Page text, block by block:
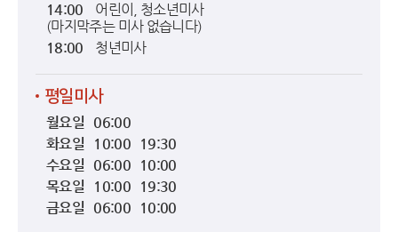
14:00
어린이, 청소년미사
(마지막주는 미사 없습니다)
18:00
청년미사
평일미사
월요일 06:00
화요일 10:00 19:30
수요일 06:00 10:00
목요일 10:00 19:30
금요일 06:00 10:00